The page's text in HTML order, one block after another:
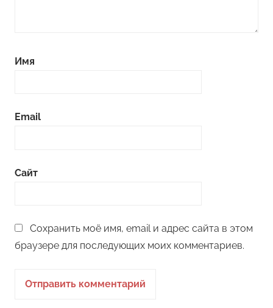
Имя
Email
Сайт
Сохранить моё имя, email и адрес сайта в этом
браузере для последующих моих комментариев.